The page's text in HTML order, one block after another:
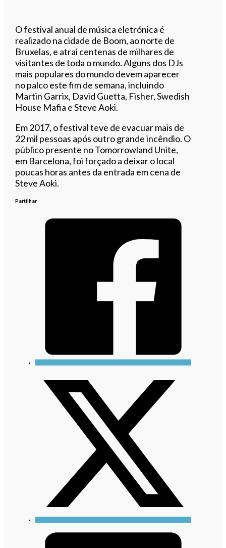
O festival anual de música eletrónica é
realizado na cidade de Boom, ao norte de
Bruxelas, e atrai centenas de milhares de
visitantes de toda o mundo. Alguns dos DJs
mais populares do mundo devem aparecer
no palco este fim de semana, incluindo
Martin Garrix, David Guetta, Fisher, Swedish
House Mafia e Steve Aoki.
Em 2017, o festival teve de evacuar mais de
22 mil pessoas após outro grande incêndio. O
público presente no Tomorrowland Unite,
em Barcelona, foi forçado a deixar o local
poucas horas antes da entrada em cena de
Steve Aoki.
Partilhar